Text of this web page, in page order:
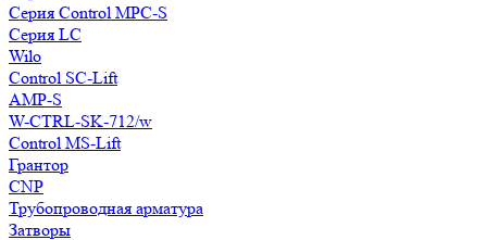
Серия Control MPC-S
Серия LC
Wilo
Control SC-Lift
AMP-S
W-CTRL-SK-712/w
Control MS-Lift
Грантор
CNP
Трубопроводная арматура
Затворы